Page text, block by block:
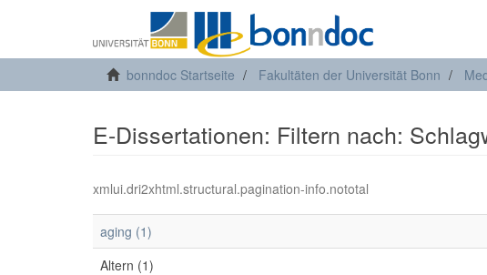
bonndoc Startseite Fakultäten der Universität Bonn
E-Dissertationen: Filtern nach:
xmlui.dri2xhtml.structural.pagination-info.nototal
aging (1)
Altern (1)